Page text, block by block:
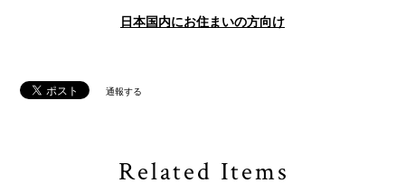
日本国内にお住まいの方向け
通報する
Related Items